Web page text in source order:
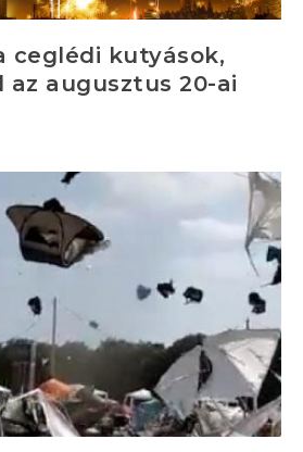
ceglédi kutyások,
augusztus 20-ai